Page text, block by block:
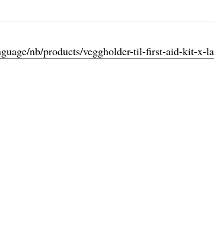
nb/products/veggholder-til-first-aid-kit-x-